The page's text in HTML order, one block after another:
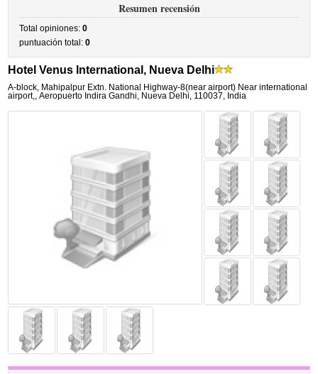
Resumen recensión
Total opiniones:0
puntuación total:0
Hotel Venus International, Nueva Delhi
A-block, Mahipalpur Extn. National Highway-8(near airport) Near international
airport,,Aeropuerto Indira Gandhi, Nueva Delhi, 110037, India